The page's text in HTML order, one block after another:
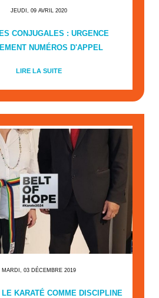
JEUDI, 09 AVRIL 2020
CONJUGALES : URGENCE
NUMÉROS D'APPEL
LIRE LA SUITE
MARDI, 03 DÉCEMBRE 2019
KARATÉ COMME DISCIPLINE